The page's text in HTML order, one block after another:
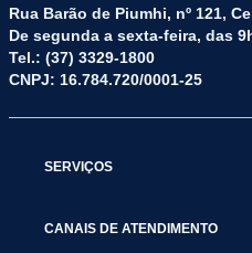
Rua Barão de Piumhi, nº 121,
De segunda a sexta-feira, das
Tel.: (37) 3329-1800
CNPJ: 16.784.720/0001-25
SERVIÇOS
CANAIS DE ATENDIMENTO